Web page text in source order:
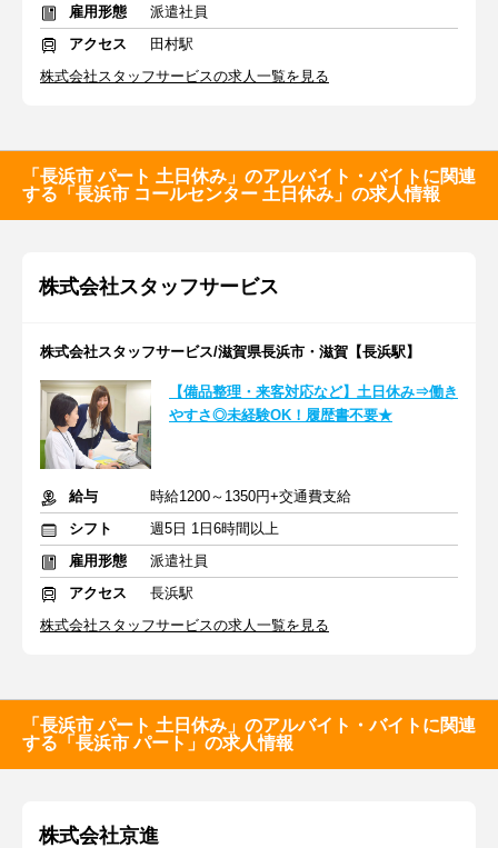
雇用形態
派遣社員
アクセス
田村駅
株式会社スタッフサービスの求人一覧を見る
「長浜市 パート 土日休み」のアルバイト・バイトに関連
する「長浜市 コールセンター 土日休み」の求人情報
株式会社スタッフサービス
株式会社スタッフサービス/滋賀県長浜市・滋賀【長浜駅】
【備品整理・来客対応など】土日休み⇒働き
やすさ◎未経験OK！履歴書不要★
給与
時給1200～1350円+交通費支給
シフト
週5日 1日6時間以上
雇用形態
派遣社員
アクセス
長浜駅
株式会社スタッフサービスの求人一覧を見る
「長浜市 パート 土日休み」のアルバイト・バイトに関連
する「長浜市 パート」の求人情報
株式会社京進